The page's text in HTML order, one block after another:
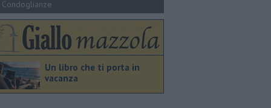
Condoglianze
Un libro che ti porta in
vacanza